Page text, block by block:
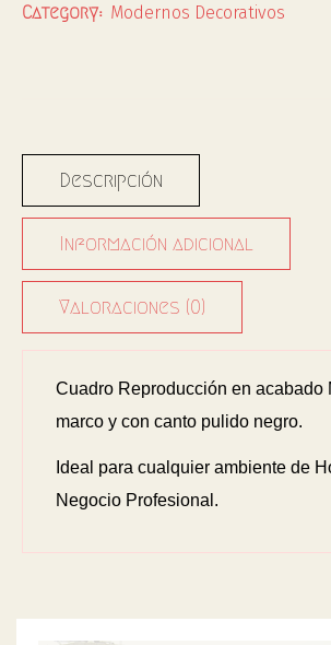
Category: Modernos Decorativos
Descripción
Información adicional
Valoraciones (0)
Cuadro Reproducción en acabado
marco y con canto pulido negro.
Ideal para cualquier ambiente de
Negocio Profesional.